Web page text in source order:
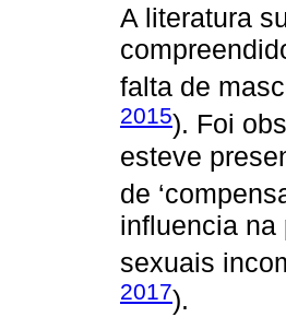
A literatura
falta de
2015). Foi
esteve
de
influencia na
sexuais
2017).